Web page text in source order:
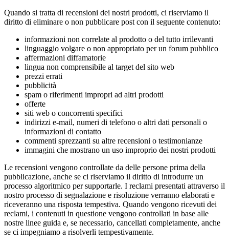
Quando si tratta di recensioni dei nostri prodotti, ci riserviamo il
diritto di eliminare o non pubblicare post con il seguente contenuto:
informazioni non correlate al prodotto o del tutto irrilevanti
linguaggio volgare o non appropriato per un forum pubblico
affermazioni diffamatorie
lingua non comprensibile al target del sito web
prezzi errati
pubblicità
spam o riferimenti impropri ad altri prodotti
offerte
siti web o concorrenti specifici
indirizzi e-mail, numeri di telefono o altri dati personali o
informazioni di contatto
commenti sprezzanti su altre recensioni o testimonianze
immagini che mostrano un uso improprio dei nostri prodotti
Le recensioni vengono controllate da delle persone prima della
pubblicazione, anche se ci riserviamo il diritto di introdurre un
processo algoritmico per supportarle. I reclami presentati attraverso il
nostro processo di segnalazione e risoluzione verranno elaborati e
riceveranno una risposta tempestiva. Quando vengono ricevuti dei
reclami, i contenuti in questione vengono controllati in base alle
nostre linee guida e, se necessario, cancellati completamente, anche
se ci impegniamo a risolverli tempestivamente.